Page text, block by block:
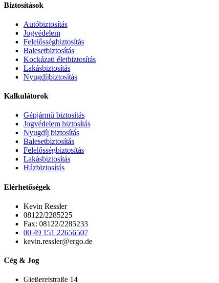
Biztosítások
Autóbiztosítás
Jogvédelem
Felelősségbiztosítás
Balesetbiztosítás
Kockázati életbiztosítás
Lakásbiztosítás
Nyugdíjbiztosítás
Kalkulátorok
Gépjármű biztosítás
Jogvédelem biztosítás
Nyugdíj biztosítás
Balesetbiztosítás
Felelősségbiztosítás
Lakásbiztosítás
Házbiztosítás
Elérhetőségek
Kevin Ressler
08122/2285225
Fax: 08122/2285233
00 49 151 22656507
kevin.ressler@ergo.de
Cég & Jog
Gießereistraße 14